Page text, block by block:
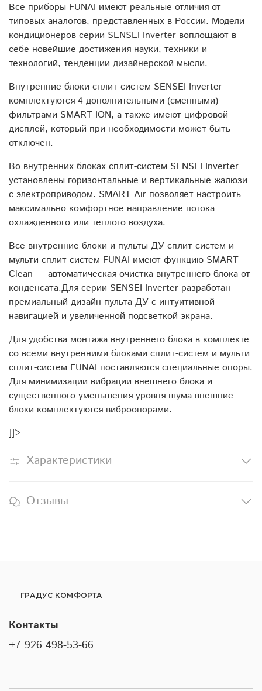
Все приборы FUNAI имеют реальные отличия от
типовых аналогов, представленных в России. Модели
кондиционеров серии SENSEI Inverter воплощают в
себе новейшие достижения науки, техники и
технологий, тенденции дизайнерской мысли.
Внутренние блоки сплит-систем SENSEI Inverter
комплектуются 4 дополнительными (сменными)
фильтрами SMART ION, а также имеют цифровой
дисплей, который при необходимости может быть
отключен.
Во внутренних блоках сплит-систем SENSEI Inverter
установлены горизонтальные и вертикальные жалюзи
с электроприводом. SMART Air позволяет настроить
максимально комфортное направление потока
охлажденного или теплого воздуха.
Все внутренние блоки и пульты ДУ сплит-систем и
мульти сплит-систем FUNAI имеют функцию SMART
Clean — автоматическая очистка внутреннего блока от
конденсата.Для серии SENSEI Inverter разработан
премиальный дизайн пульта ДУ с интуитивной
навигацией и увеличенной подсветкой экрана.
Для удобства монтажа внутреннего блока в комплекте
со всеми внутренними блоками сплит-систем и мульти
сплит-систем FUNAI поставляются специальные опоры.
Для минимизации вибрации внешнего блока и
существенного уменьшения уровня шума внешние
блоки комплектуются виброопорами.
]]>
Характеристики
Отзывы
ГРАДУС КОМФОРТА
Контакты
+7 926 498-53-66